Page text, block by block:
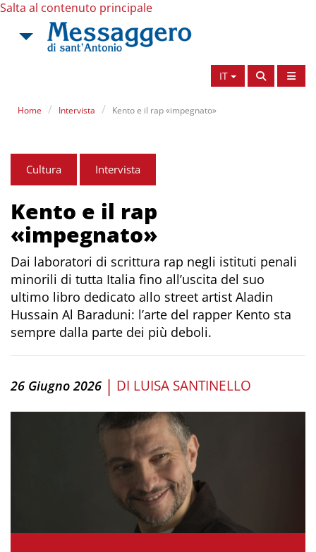
Salta al contenuto principale
IT
Home Intervista Kento e il rap «impegnato»
Cultura Intervista
Kento e il rap
«impegnato»
Dai laboratori di scrittura rap negli istituti penali
minorili di tutta Italia fino all’uscita del suo
ultimo libro dedicato allo street artist Aladin
Hussain Al Baraduni: l’arte del rapper Kento sta
sempre dalla parte dei più deboli.
26 Giugno 2026 | DI LUISA SANTINELLO